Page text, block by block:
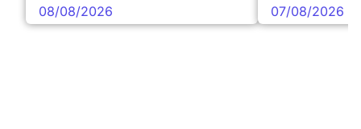
08/08/2026 07/08/2026